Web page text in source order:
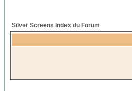
Silver Screens Index du Forum